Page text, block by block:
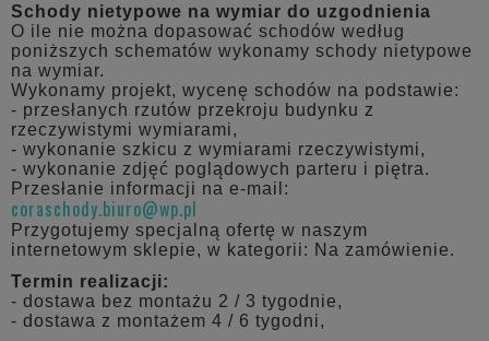
Schody nietypowe na wymiar do uzgodnienia
O ile nie można dopasować schodów według
poniższych schematów wykonamy schody nietypowe
na wymiar.
Wykonamy projekt, wycenę schodów na podstawie:
- przesłanych rzutów przekroju budynku z
rzeczywistymi wymiarami,
- wykonanie szkicu z wymiarami rzeczywistymi,
- wykonanie zdjęć poglądowych parteru i piętra.
Przesłanie informacji na e-mail:
coraschody.biuro@wp.pl
Przygotujemy specjalną ofertę w naszym
internetowym sklepie, w kategorii: Na zamówienie.
Termin realizacji:
- dostawa bez montażu 2 / 3 tygodnie,
- dostawa z montażem 4 / 6 tygodni,